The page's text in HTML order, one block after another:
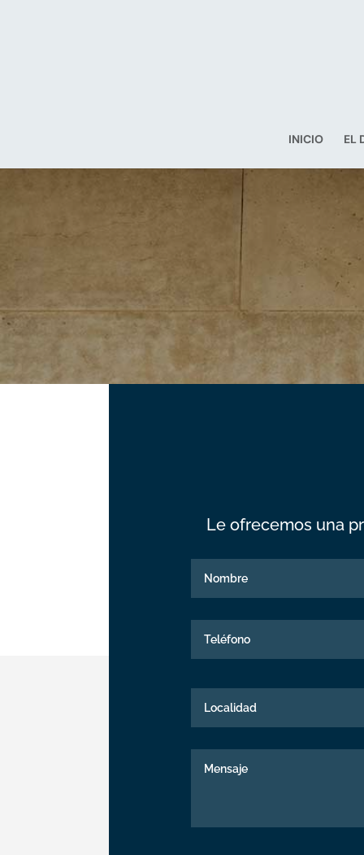
INICIO EL
Le ofrecemos una